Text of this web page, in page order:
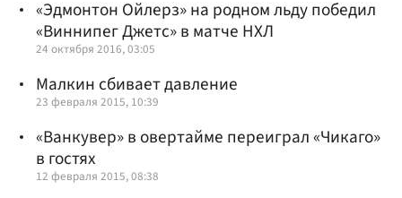
«Эдмонтон Ойлерз» на родном льду победил
«Виннипег Джетс» в матче НХЛ
24 октября 2016, 03:05
Малкин сбивает давление
23 февраля 2015, 10:39
«Ванкувер» в овертайме переиграл «Чикаго»
в гостях
12 февраля 2015, 08:38